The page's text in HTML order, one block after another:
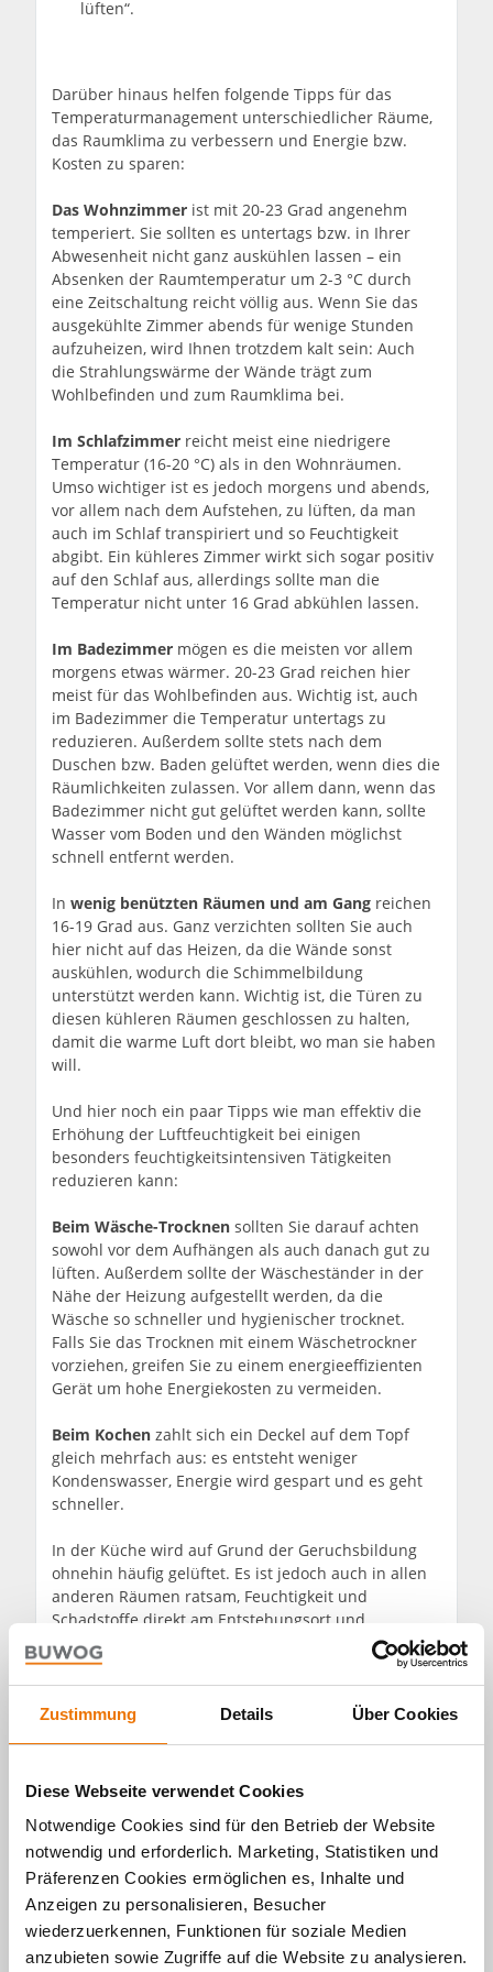
Zustimmung Details Über Cookies
Diese Webseite verwendet Cookies
Notwendige Cookies sind für den Betrieb der Website
notwendig und erforderlich. Marketing, Statistiken und
Präferenzen Cookies ermöglichen es, Inhalte und
Anzeigen zu personalisieren, Besucher
wiederzuerkennen, Funktionen für soziale Medien
anzubieten sowie Zugriffe auf die Website zu analysieren.
lüften“.
Darüber hinaus helfen folgende Tipps für das
Temperaturmanagement unterschiedlicher Räume,
das Raumklima zu verbessern und Energie bzw.
Kosten zu sparen:
Das Wohnzimmer ist mit 20-23 Grad angenehm
temperiert. Sie sollten es untertags bzw. in Ihrer
Abwesenheit nicht ganz auskühlen lassen – ein
Absenken der Raumtemperatur um 2-3 °C durch
eine Zeitschaltung reicht völlig aus. Wenn Sie das
ausgekühlte Zimmer abends für wenige Stunden
aufzuheizen, wird Ihnen trotzdem kalt sein: Auch
die Strahlungswärme der Wände trägt zum
Wohlbefinden und zum Raumklima bei.
Im Schlafzimmer reicht meist eine niedrigere
Temperatur (16-20 °C) als in den Wohnräumen.
Umso wichtiger ist es jedoch morgens und abends,
vor allem nach dem Aufstehen, zu lüften, da man
auch im Schlaf transpiriert und so Feuchtigkeit
abgibt. Ein kühleres Zimmer wirkt sich sogar positiv
auf den Schlaf aus, allerdings sollte man die
Temperatur nicht unter 16 Grad abkühlen lassen.
Im Badezimmer mögen es die meisten vor allem
morgens etwas wärmer. 20-23 Grad reichen hier
meist für das Wohlbefinden aus. Wichtig ist, auch
im Badezimmer die Temperatur untertags zu
reduzieren. Außerdem sollte stets nach dem
Duschen bzw. Baden gelüftet werden, wenn dies die
Räumlichkeiten zulassen. Vor allem dann, wenn das
Badezimmer nicht gut gelüftet werden kann, sollte
Wasser vom Boden und den Wänden möglichst
schnell entfernt werden.
Inwenig benützten Räumen und am Gang reichen
16-19 Grad aus. Ganz verzichten sollten Sie auch
hier nicht auf das Heizen, da die Wände sonst
auskühlen, wodurch die Schimmelbildung
unterstützt werden kann. Wichtig ist, die Türen zu
diesen kühleren Räumen geschlossen zu halten,
damit die warme Luft dort bleibt, wo man sie haben
will.
Und hier noch ein paar Tipps wie man effektiv die
Erhöhung der Luftfeuchtigkeit bei einigen
besonders feuchtigkeitsintensiven Tätigkeiten
reduzieren kann:
Beim Wäsche-Trocknen sollten Sie darauf achten
sowohl vor dem Aufhängen als auch danach gut zu
lüften. Außerdem sollte der Wäscheständer in der
Nähe der Heizung aufgestellt werden, da die
Wäsche so schneller und hygienischer trocknet.
Falls Sie das Trocknen mit einem Wäschetrockner
vorziehen, greifen Sie zu einem energieeffizienten
Gerät um hohe Energiekosten zu vermeiden.
Beim Kochen zahlt sich ein Deckel auf dem Topf
gleich mehrfach aus: es entsteht weniger
Kondenswasser, Energie wird gespart und es geht
schneller.
In der Küche wird auf Grund der Geruchsbildung
ohnehin häufig gelüftet. Es ist jedoch auch in allen
anderen Räumen ratsam, Feuchtigkeit und
Schadstoffe direkt am Entstehungsort und
möglichst unmittelbar durch das Lüften nach außen
zu leiten. Falls es im jeweiligen Raum keine Fenster
gibt, sollte die feuchte Luft jedenfalls nicht durch
kühlere Räume abgeleitet werden, da die Gefahr
bzw. wenig beheizter Räume trifft. Hier besteht
erhöhte Schimmelgefahr! Und außerdem: Wer will
schon, dass das Schlafzimmer nach dem
Abendessen riecht?
Mehr Tipps und effiziente Geräte finden Sie auf
www.topprodukte.at
ein Service von klimaaktiv, der
Klimaschutzinitiative des Bundesministeriums für
Land und Forstwirtschaft, Umwelt und